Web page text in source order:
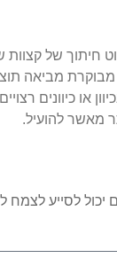
חיתוך של קצוות
מביאה
או כיוונים
מאשר להועיל.
לסייע לצמח